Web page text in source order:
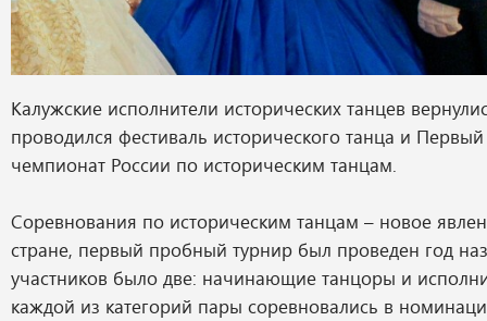
Калужские исполнители исторических танцев
проводился фестиваль исторического танца и
чемпионат России по историческим танцам.
Соревнования по историческим танцам – новое
стране, первый пробный турнир был проведен год
участников было две: начинающие танцоры и
каждой из категорий пары соревновались в